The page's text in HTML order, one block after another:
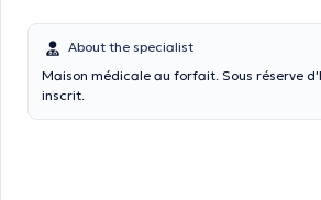
About the specialist
Maison médicale au forfait. Sous réserve
inscrit.